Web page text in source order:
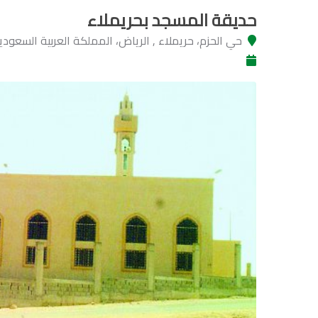
حديقة المسجد بحريملاء
حي الحزم، حريملاء , الرياض، المملكة العربية